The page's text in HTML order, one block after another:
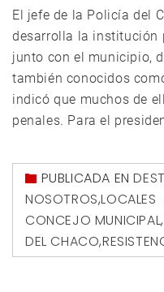
El jefe de la Policía del
desarrolla la institución
junto con el municipio,
también conocidos
indicó que muchos de
penales. Para el
PUBLICADA EN
NOSOTROS,LOCALES
CONCEJO MUNICIPAL,
DEL CHACO,